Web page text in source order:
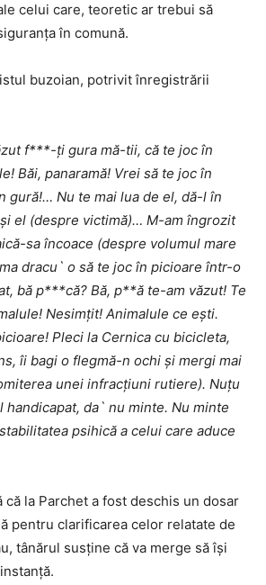
celui care, teoretic ar trebui să
în comună.
buzoian, potrivit înregistrării
f***-ţi gura mă-tii, că te joc în
Băi, panaramă! Vrei să te joc în
Nu te mai lua de el, dă-l în
el (despre victimă)… M-am îngrozit
sa încoace (despre volumul mare
dracu` o să te joc în picioare într-o
bă p***că? Bă, p**ă te-am văzut! Te
Nesimţit! Animalule ce eşti.
Pleci la Cernica cu bicicleta,
îi bagi o flegmă-n ochi şi mergi mai
unei infracţiuni rutiere). Nuţu
handicapat, da` nu minte. Nu minte
psihică a celui care aduce
că la Parchet a fost deschis un dosar
pentru clarificarea celor relatate de
tânărul susține că va merge să își